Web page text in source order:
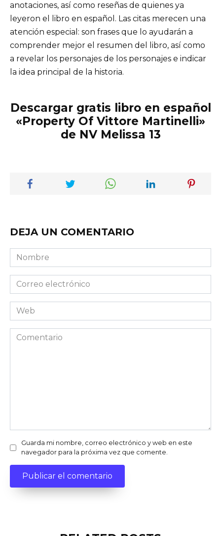
anotaciones, así como reseñas de quienes ya
leyeron el libro en español. Las citas merecen una
atención especial: son frases que lo ayudarán a
comprender mejor el resumen del libro, así como
a revelar los personajes de los personajes e indicar
la idea principal de la historia.
Descargar gratis libro en español
«Property Of Vittore Martinelli»
de NV Melissa 13
DEJA UN COMENTARIO
Nombre
Correo
electrónico
Web
Comentario
Guarda mi nombre, correo electrónico y web en este
navegador para la próxima vez que comente.